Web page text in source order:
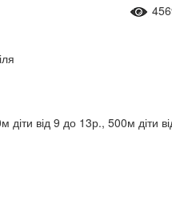
від 9 до 13р., 500м діти